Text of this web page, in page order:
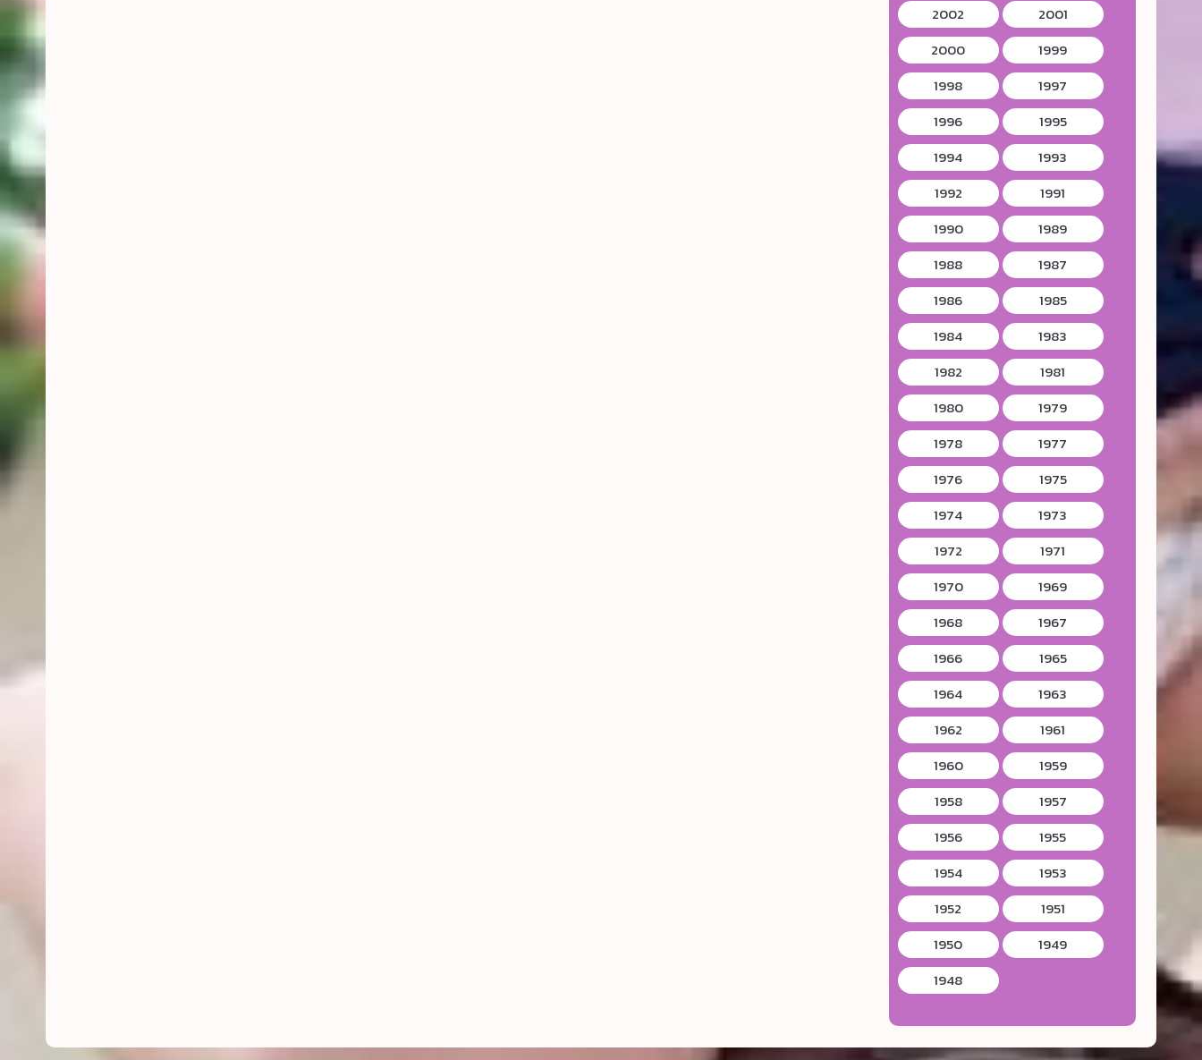
2002
2001
2000
1999
1998
1997
1996
1995
1994
1993
1992
1991
1990
1989
1988
1987
1986
1985
1984
1983
1982
1981
1980
1979
1978
1977
1976
1975
1974
1973
1972
1971
1970
1969
1968
1967
1966
1965
1964
1963
1962
1961
1960
1959
1958
1957
1956
1955
1954
1953
1952
1951
1950
1949
1948